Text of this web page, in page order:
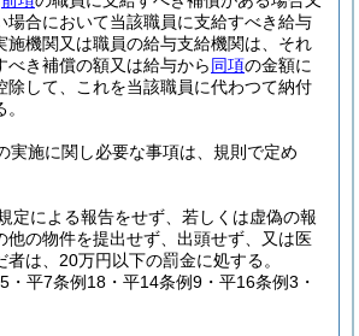
場合において当該職員に支給すべき給与
施機関又は職員の給与支給機関は、それ
べき補償の額又は給与から同項の金額に
除して、これを当該職員に代わつて納付
実施に関し必要な事項は、規則で定め
定による報告をせず、若しくは虚偽の報
他の物件を提出せず、出頭せず、又は医
は、20万円以下の罰金に処する。
・平7条例18・平14条例9・平16条例3・